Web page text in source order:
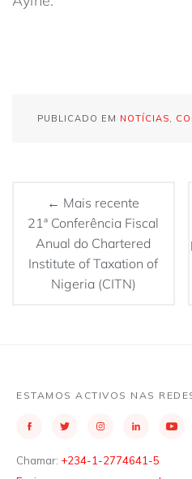
PUBLICADO EM NOTÍCIAS,
← Mais recente
21ª Conferência Fiscal
Anual do Chartered
Institute of Taxation of
Nigeria (CITN)
ESTAMOS ACTIVOS NAS
Chamar: +234-1-2774641-5